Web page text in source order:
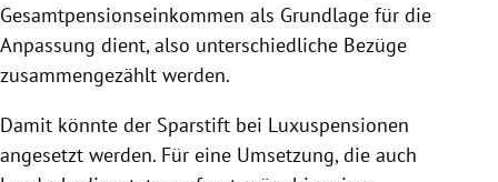
Gesamtpensionseinkommen als Grundlage für die
Anpassung dient, also unterschiedliche Bezüge
zusammengezählt werden.
Damit könnte der Sparstift bei Luxuspensionen
angesetzt werden. Für eine Umsetzung, die auch